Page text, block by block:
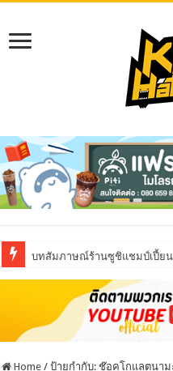
บทสัมภาษณ์ร้านซูชิแชมป์เปี้ยน
Home / ป้ายกำกับ: ช๊อคโกแลตนาม